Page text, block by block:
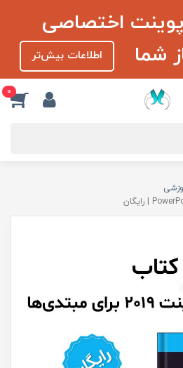
اختصاصی
شما
اطلاعات بیش‌تر
0